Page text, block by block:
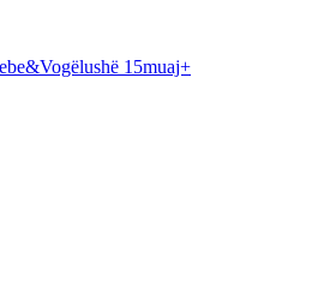
15muaj+